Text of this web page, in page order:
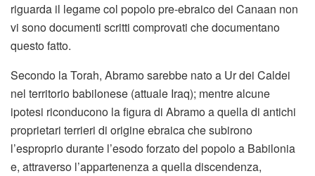
riguarda il legame col popolo pre-ebraico dei Canaan non
vi sono documenti scritti comprovati che documentano
questo fatto.
Secondo la Torah, Abramo sarebbe nato a Ur dei Caldei
nel territorio babilonese (attuale Iraq); mentre alcune
ipotesi riconducono la figura di Abramo a quella di antichi
proprietari terrieri di origine ebraica che subirono
l’esproprio durante l’esodo forzato del popolo a Babilonia
e, attraverso l’appartenenza a quella discendenza,